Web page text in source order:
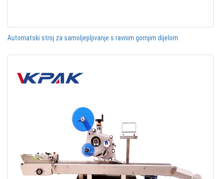
Automatski stroj za samoljepljivanje s ravnim gornjim dijelom